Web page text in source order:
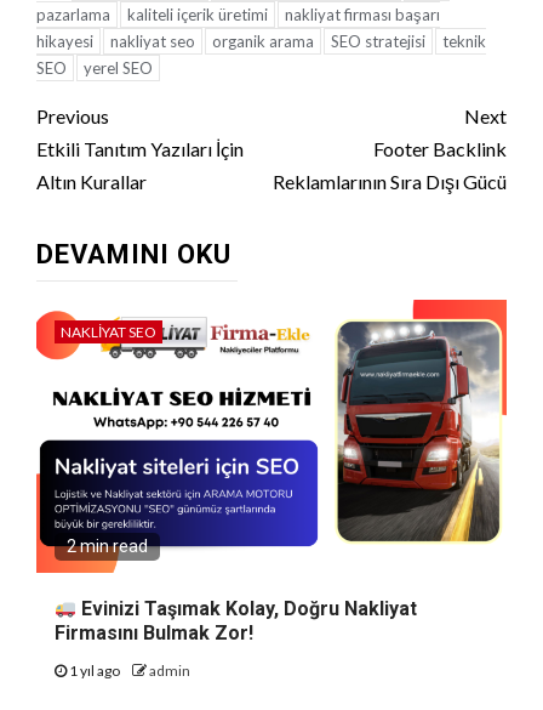
pazarlama
kaliteli içerik üretimi
nakliyat firması başarı
hikayesi
nakliyat seo organik arama SEO stratejisi
teknik
SEO
yerel SEO
Continue
Reading
Previous
Etkili Tanıtım Yazıları İçin
Altın Kurallar
Next
Footer Backlink
Reklamlarının Sıra Dışı Gücü
DEVAMINI OKU
NAKLIYAT SEO
2 min read
Evinizi Taşımak Kolay, Doğru Nakliyat
Firmasını Bulmak Zor!
1 yıl ago admin